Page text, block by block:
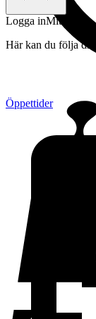
Öppettider
Logga inMitt konto
Här kan du följa